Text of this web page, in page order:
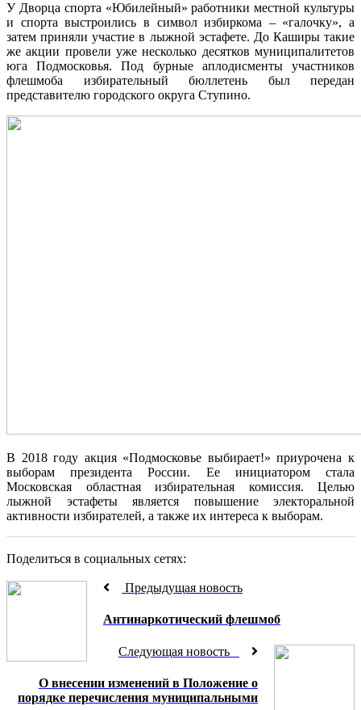
У Дворца спорта «Юбилейный» работники местной культуры
и спорта выстроились в символ избиркома – «галочку», а
затем приняли участие в лыжной эстафете. До Каширы такие
же акции провели уже несколько десятков муниципалитетов
юга Подмосковья. Под бурные аплодисменты участников
флешмоба избирательный бюллетень был передан
представителю городского округа Ступино.
В 2018 году акция «Подмосковье выбирает!» приурочена к
выборам президента России. Ее инициатором стала
Московская областная избирательная комиссия. Целью
лыжной эстафеты является повышение электоральной
активности избирателей, а также их интереса к выборам.
Поделиться в социальных сетях:
Предыдущая новость
Антинаркотический флешмоб
Следующая новость
О внесении изменений в Положение о
порядке перечисления муниципальными